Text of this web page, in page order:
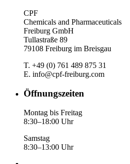
CPF
Chemicals and Pharmaceuticals
Freiburg GmbH
Tullastraße 89
79108 Freiburg im Breisgau
T. +49 (0) 761 489 875 31
E. info@cpf-freiburg.com
Öffnungszeiten
Montag bis Freitag
8:30–18:00 Uhr
Samstag
8:30–13:00 Uhr